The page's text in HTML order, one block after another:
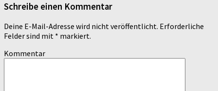
Schreibe einen Kommentar
Deine E-Mail-Adresse wird nicht veröffentlicht. Erforderliche
Felder sind mit * markiert.
Kommentar